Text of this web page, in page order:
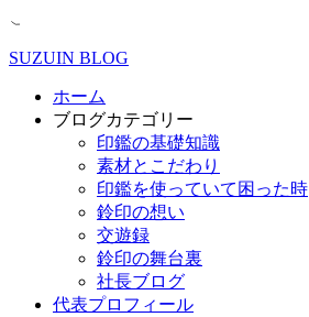
SUZUIN BLOG
ホーム
ブログカテゴリー
印鑑の基礎知識
素材とこだわり
印鑑を使っていて困った時
鈴印の想い
交遊録
鈴印の舞台裏
社長ブログ
代表プロフィール